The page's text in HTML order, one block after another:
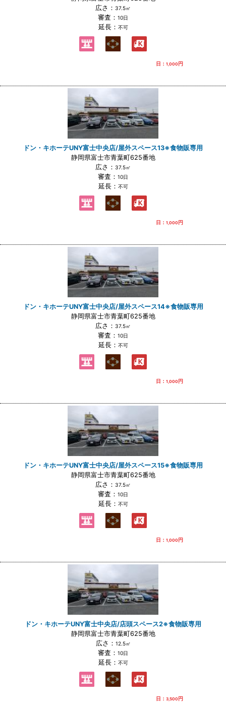
広さ： 37.5㎡
審査： 10日
延長： 不可
日： 1,000円
ドン・キホーテUNY富士中央店/屋外スペース13※食物販専用
静岡県富士市青葉町625番地
広さ： 37.5㎡
審査： 10日
延長： 不可
日： 1,000円
ドン・キホーテUNY富士中央店/屋外スペース14※食物販専用
静岡県富士市青葉町625番地
広さ： 37.5㎡
審査： 10日
延長： 不可
日： 1,000円
ドン・キホーテUNY富士中央店/屋外スペース15※食物販専用
静岡県富士市青葉町625番地
広さ： 37.5㎡
審査： 10日
延長： 不可
日： 1,000円
ドン・キホーテUNY富士中央店/店頭スペース2※食物販専用
静岡県富士市青葉町625番地
広さ： 12.5㎡
審査： 10日
延長： 不可
日： 3,500 円